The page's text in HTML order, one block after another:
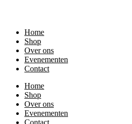
Home
Shop
Over ons
Evenementen
Contact
Home
Shop
Over ons
Evenementen
Contact